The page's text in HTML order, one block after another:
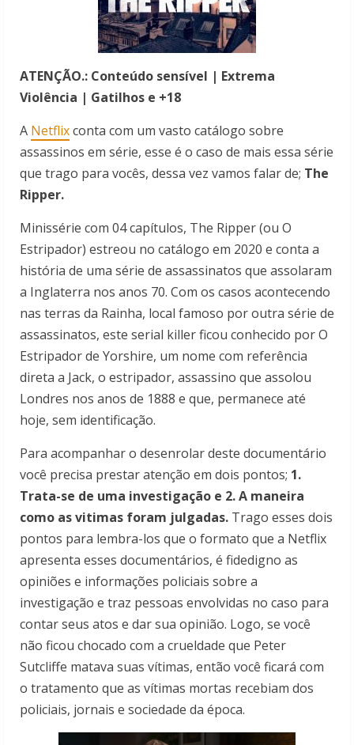
ATENÇÃO.: Conteúdo sensível | Extrema
Violência | Gatilhos e +18
A Netflixconta com um vasto catálogo sobre
assassinos em série, esse é o caso de mais essa série
que trago para vocês, dessa vez vamos falar de; The
Ripper.
Minissérie com 04 capítulos, The Ripper (ou O
Estripador) estreou no catálogo em 2020 e conta a
história de uma série de assassinatos que assolaram
a Inglaterra nos anos 70. Com os casos acontecendo
nas terras da Rainha, local famoso por outra série de
assassinatos, este serial killer ficou conhecido por O
Estripador de Yorshire, um nome com referência
direta a Jack, o estripador, assassino que assolou
Londres nos anos de 1888 e que, permanece até
hoje, sem identificação.
Para acompanhar o desenrolar deste documentário
você precisa prestar atenção em dois pontos; 1.
Trata-se de uma investigação e 2. A maneira
como as vitimas foram julgadas. Trago esses dois
pontos para lembra-los que o formato que a Netflix
apresenta esses documentários, é fidedigno as
opiniões e informações policiais sobre a
investigação e traz pessoas envolvidas no caso para
contar seus atos e dar sua opinião. Logo, se você
não ficou chocado com a crueldade que Peter
Sutcliffe matava suas vítimas, então você ficará com
o tratamento que as vítimas mortas recebiam dos
policiais, jornais e sociedade da época.